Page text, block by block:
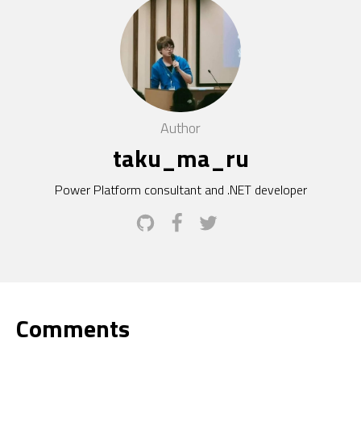
Author
taku_ma_ru
Power Platform consultant and .NET developer
Comments